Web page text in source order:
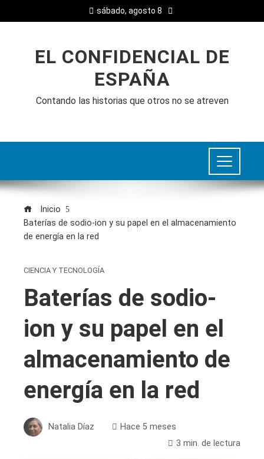
sábado, agosto 8
EL CONFIDENCIAL DE
ESPAÑA
Contando las historias que otros no se atreven
Inicio
Baterías de sodio-ion y su papel en el almacenamiento
de energía en la red
CIENCIA Y TECNOLOGÍA
Baterías de sodio-
ion y su papel en el
almacenamiento de
energía en la red
Natalia Díaz
Hace 5 meses
3 min. de lectura